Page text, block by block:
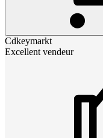
Cdkeymarkt
Excellent vendeur